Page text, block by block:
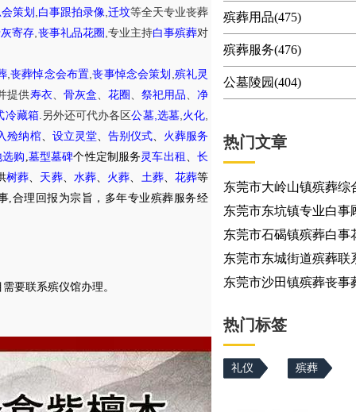
策划 白事跟拍录像 迁坟等全天专业丧葬
寄存 丧事礼品花圈 专业主持白事殡葬对
, 丧葬悼念会布置 ,丧事悼念会策划 殡礼灵
提供寿衣、 骨灰盒 花圈 祭祀用品 、净
冷藏箱. 另外还可代办各区公墓, 选墓, 火化
殓纳棺、 设立灵堂、 告别仪式
火葬服务
选购 墓型墓碑个性定制服务 灵车出租 、长
树葬 天葬、 水葬 火葬 土葬、 花葬等
,合理回报为宗旨，多年专业殡葬服务经
要联系殡仪馆办理。
殡葬用品(475)
殡葬服务(476)
公墓陵园(404)
热门文章
东莞市大岭山镇殡葬综
东莞市东坑镇专业白事
东莞市石碣镇殡葬白事
东莞市东城街道殡葬联
东莞市沙田镇殡葬丧事
热门标签
礼仪 殡葬